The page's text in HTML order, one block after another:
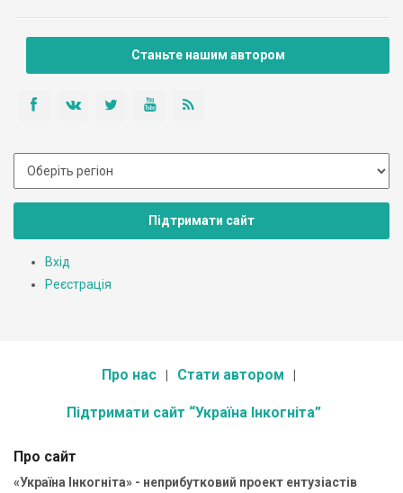
Станьте нашим автором
Підтримати сайт
Вхід
Реєстрація
Про нас Стати автором
Підтримати сайт “Україна Інкогніта”
Про сайт
«Україна Інкогніта» - неприбутковий проект ентузіастів